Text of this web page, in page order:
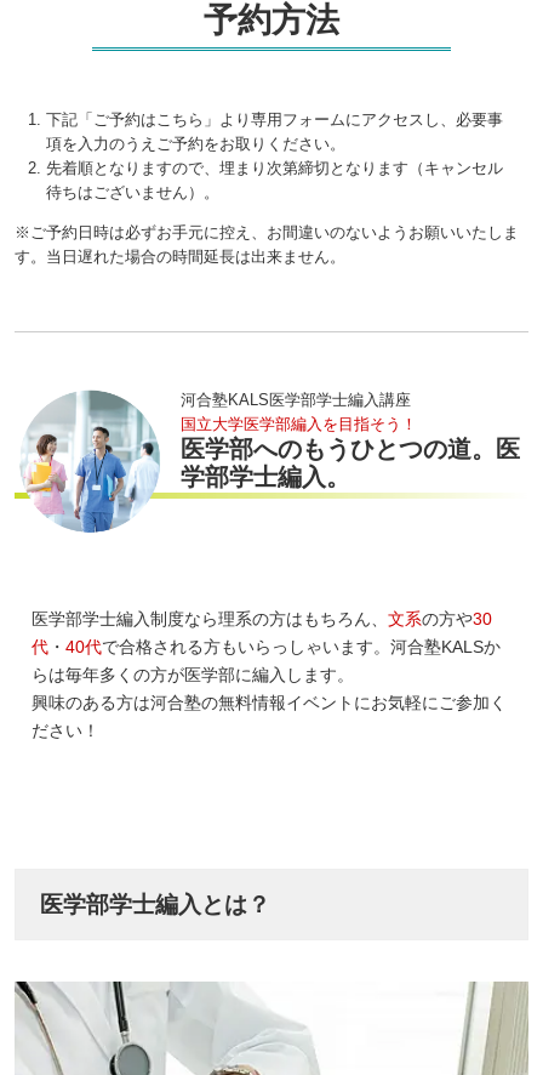
予約方法
下記「ご予約はこちら」より専用フォームにアクセスし、必要事
項を入力のうえご予約をお取りください。
先着順となりますので、埋まり次第締切となります（キャンセル
待ちはございません）。
※ご予約日時は必ずお手元に控え、お間違いのないようお願いいたしま
す。当日遅れた場合の時間延長は出来ません。
河合塾KALS医学部学士編入講座
国立大学医学部編入を目指そう！
医学部へのもうひとつの道。医
学部学士編入。
医学部学士編入制度なら理系の方はもちろん、文系の方や30
代 ・40代で合格される方もいらっしゃいます。河合塾KALSか
らは毎年多くの方が医学部に編入します。
興味のある方は河合塾の無料情報イベントにお気軽にご参加く
ださい！
医学部学士編入とは？